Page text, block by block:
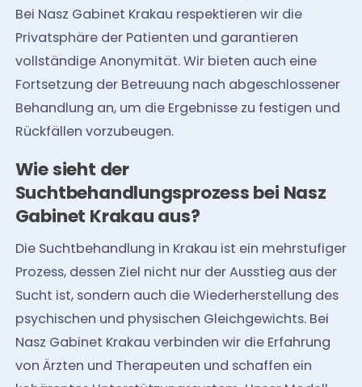
Bei Nasz Gabinet Krakau respektieren wir die
Privatsphäre der Patienten und garantieren
vollständige Anonymität. Wir bieten auch eine
Fortsetzung der Betreuung nach abgeschlossener
Behandlung an, um die Ergebnisse zu festigen und
Rückfällen vorzubeugen.
Wie sieht der
Suchtbehandlungsprozess bei Nasz
Gabinet Krakau aus?
Die Suchtbehandlung in Krakau ist ein mehrstufiger
Prozess, dessen Ziel nicht nur der Ausstieg aus der
Sucht ist, sondern auch die Wiederherstellung des
psychischen und physischen Gleichgewichts. Bei
Nasz Gabinet Krakau verbinden wir die Erfahrung
von Ärzten und Therapeuten und schaffen ein